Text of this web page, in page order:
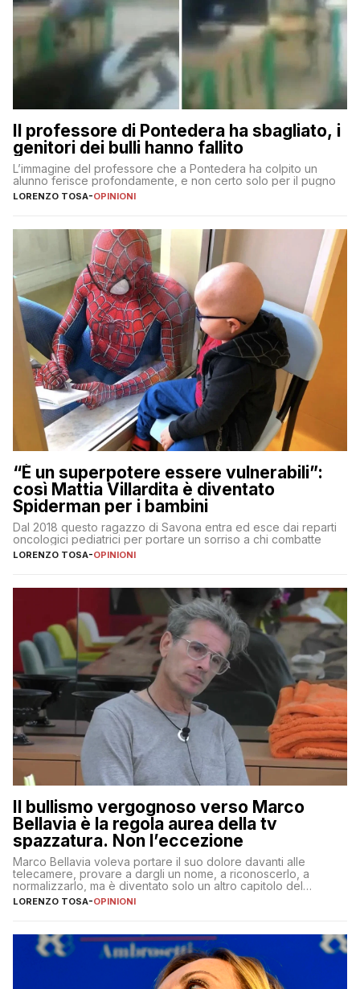
Il professore di Pontedera ha sbagliato, i
genitori dei bulli hanno fallito
L’immagine del professore che a Pontedera ha colpito un
alunno ferisce profondamente, e non certo solo per il pugno
LORENZO TOSA-OPINIONI
“È un superpotere essere vulnerabili”:
così Mattia Villardita è diventato
Spiderman per i bambini
Dal 2018 questo ragazzo di Savona entra ed esce dai reparti
oncologici pediatrici per portare un sorriso a chi combatte
LORENZO TOSA-OPINIONI
Il bullismo vergognoso verso Marco
Bellavia è la regola aurea della tv
spazzatura. Non l’eccezione
Marco Bellavia voleva portare il suo dolore davanti alle
telecamere, provare a dargli un nome, a riconoscerlo, a
normalizzarlo, ma è diventato solo un altro capitolo del
copione
LORENZO TOSA-OPINIONI